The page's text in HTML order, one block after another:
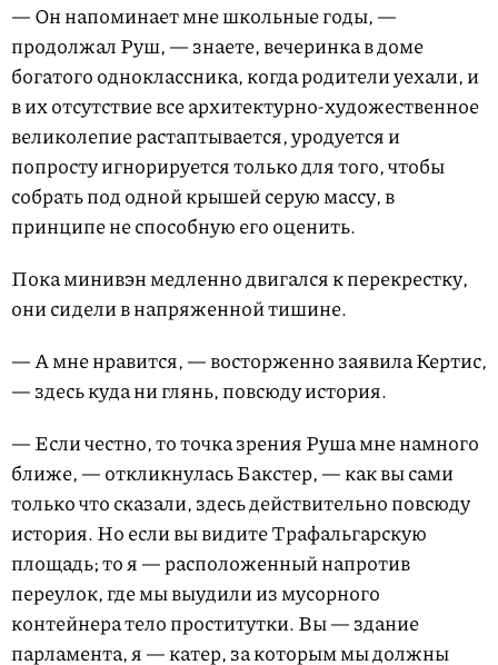
— Он напоминает мне школьные годы, —
продолжал Руш, — знаете, вечеринка в доме
богатого одноклассника, когда родители уехали, и
в их отсутствие все архитектурно-художественное
великолепие растаптывается, уродуется и
попросту игнорируется только для того, чтобы
собрать под одной крышей серую массу, в
принципе не способную его оценить.
Пока минивэн медленно двигался к перекрестку,
они сидели в напряженной тишине.
— А мне нравится, — восторженно заявила Кертис,
— здесь куда ни глянь, повсюду история.
— Если честно, то точка зрения Руша мне намного
ближе, — откликнулась Бакстер, — как вы сами
только что сказали, здесь действительно повсюду
история. Но если вы видите Трафальгарскую
площадь; то я — расположенный напротив
переулок, где мы выудили из мусорного
контейнера тело проститутки. Вы — здание
парламента, я — катер, за которым мы должны